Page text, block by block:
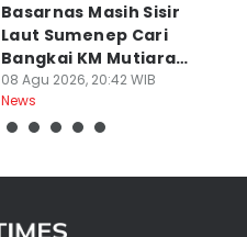
Basarnas Masih Sisir
Laut Sumenep Cari
Bangkai KM Mutiara
Sentosa II
08 Agu 2026, 20:42 WIB
News